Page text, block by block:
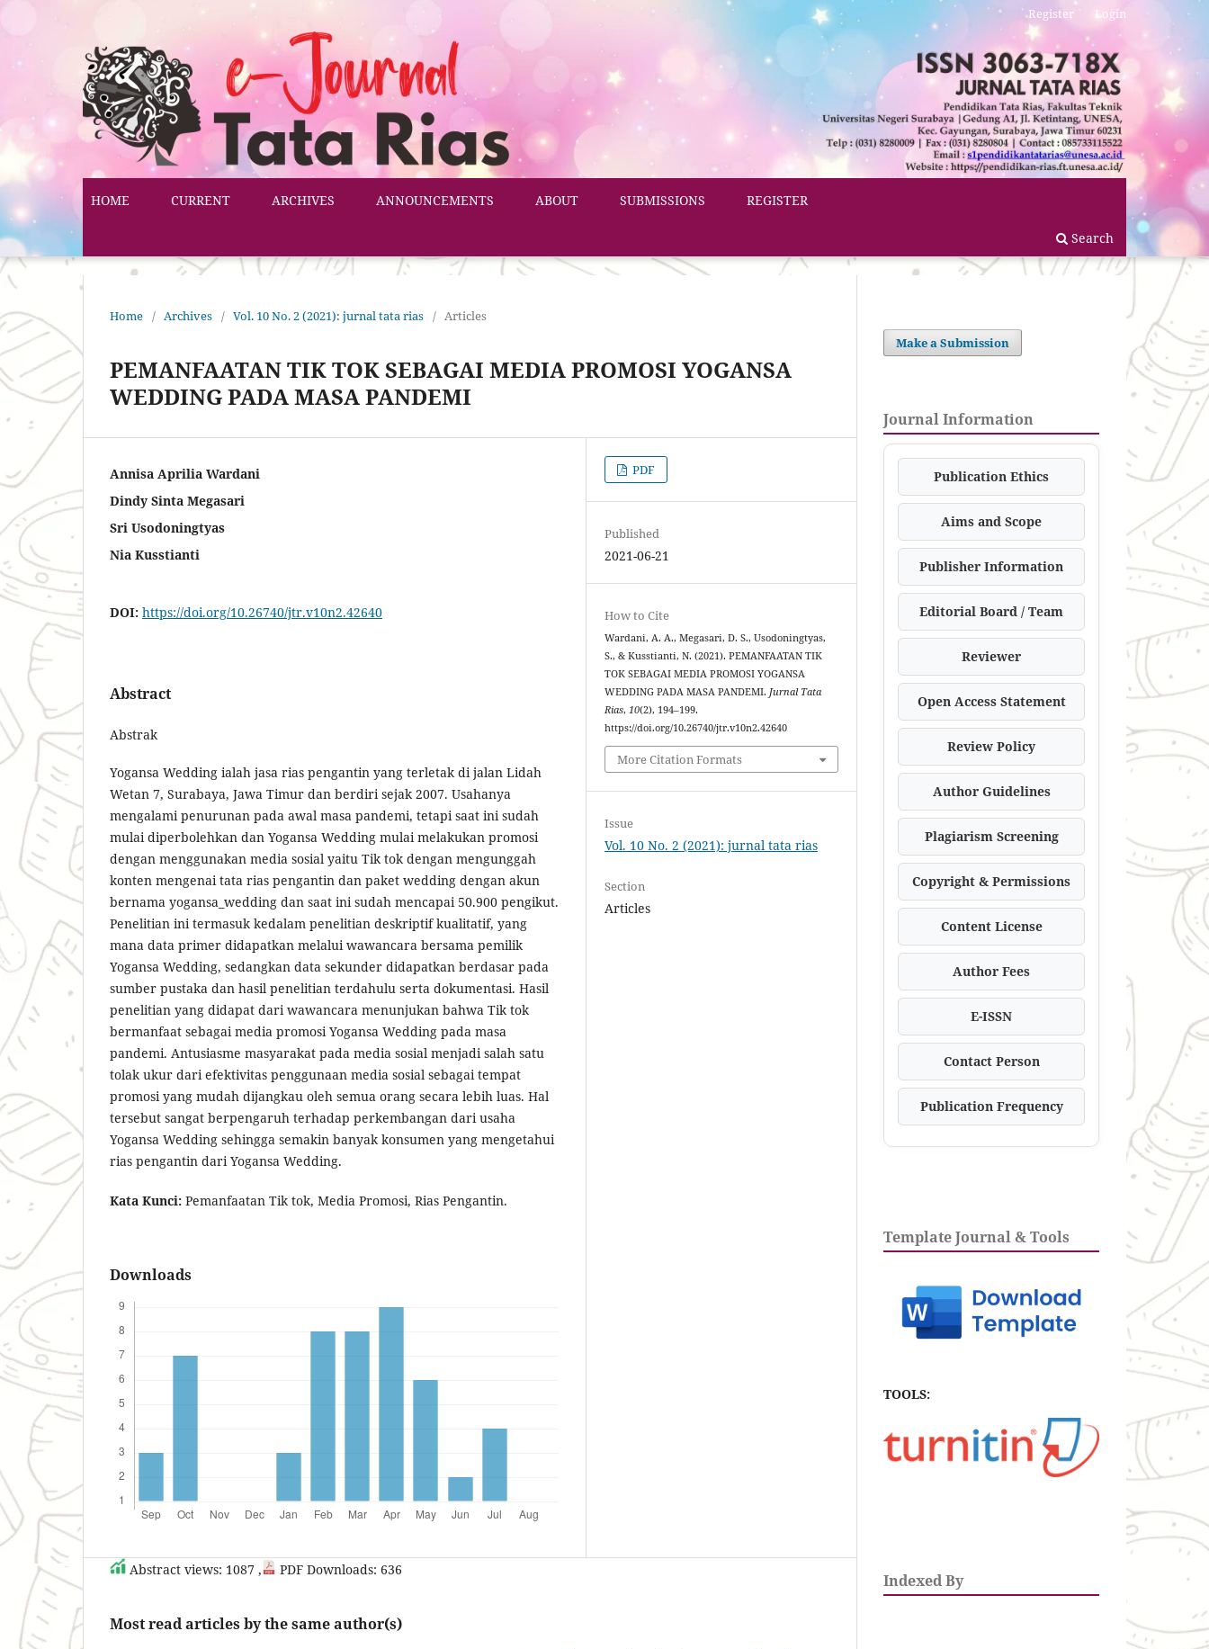
HOME CURRENT ARCHIVES ANNOUNCEMENTS ABOUT SUBMISSIONS REGISTER
Search
Register Login
Home / Archives / Vol. 10 No. 2 (2021): jurnal tata rias / Articles
PEMANFAATAN TIK TOK SEBAGAI MEDIA PROMOSI YOGANSA
WEDDING PADA MASA PANDEMI
Annisa Aprilia Wardani
Dindy Sinta Megasari
Sri Usodoningtyas
Nia Kusstianti
DOI: https://doi.org/10.26740/jtr.v10n2.42640
Abstract
Abstrak
Yogansa Wedding ialah jasa rias pengantin yang terletak di jalan Lidah
Wetan 7, Surabaya, Jawa Timur dan berdiri sejak 2007. Usahanya
mengalami penurunan pada awal masa pandemi, tetapi saat ini sudah
mulai diperbolehkan dan Yogansa Wedding mulai melakukan promosi
dengan menggunakan media sosial yaitu Tik tok dengan mengunggah
konten mengenai tata rias pengantin dan paket wedding dengan akun
bernama yogansa_wedding dan saat ini sudah mencapai 50.900 pengikut.
Penelitian ini termasuk kedalam penelitian deskriptif kualitatif, yang
mana data primer didapatkan melalui wawancara bersama pemilik
Yogansa Wedding, sedangkan data sekunder didapatkan berdasar pada
sumber pustaka dan hasil penelitian terdahulu serta dokumentasi. Hasil
penelitian yang didapat dari wawancara menunjukan bahwa Tik tok
bermanfaat sebagai media promosi Yogansa Wedding pada masa
pandemi. Antusiasme masyarakat pada media sosial menjadi salah satu
tolak ukur dari efektivitas penggunaan media sosial sebagai tempat
promosi yang mudah dijangkau oleh semua orang secara lebih luas. Hal
tersebut sangat berpengaruh terhadap perkembangan dari usaha
Yogansa Wedding sehingga semakin banyak konsumen yang mengetahui
rias pengantin dari Yogansa Wedding.
Kata Kunci: Pemanfaatan Tik tok, Media Promosi, Rias Pengantin.
Downloads
PDF
Published
2021-06-21
How to Cite
Wardani, A. A., Megasari, D. S., Usodoningtyas,
S., & Kusstianti, N. (2021). PEMANFAATAN TIK
TOK SEBAGAI MEDIA PROMOSI YOGANSA
WEDDING PADA MASA PANDEMI. Jurnal Tata
Rias, 10(2), 194–199.
https://doi.org/10.26740/jtr.v10n2.42640
More Citation Formats
Issue
Vol. 10 No. 2 (2021): jurnal tata rias
Section
Articles
Abstract views: 1087 , PDF Downloads: 636
Most read articles by the same author(s)
Make a Submission
Journal Information
Publication Ethics
Aims and Scope
Publisher Information
Editorial Board / Team
Reviewer
Open Access Statement
Review Policy
Author Guidelines
Plagiarism Screening
Copyright & Permissions
Content License
Author Fees
E-ISSN
Contact Person
Publication Frequency
Template Journal & Tools
TOOLS:
Indexed By